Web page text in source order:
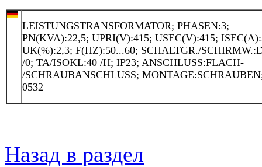
LEISTUNGSTRANSFORMATOR; PHASEN:3;
PN(KVA):22,5; UPRI(V):415; USEC(V):415;
UK(%):2,3; F(HZ):50...60; SCHALTGR./
/0; TA/ISOKL:40 /H; IP23; ANSCHLUSS:FLACH-
/SCHRAUBANSCHLUSS;
0532
Назад в раздел